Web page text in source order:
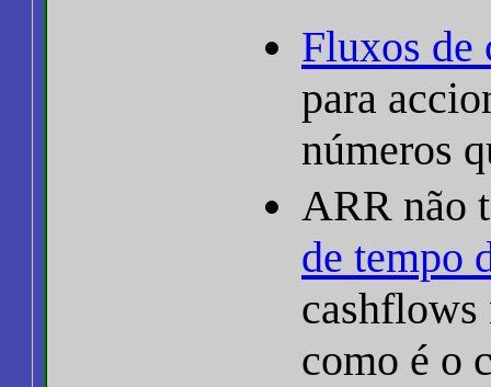
Fluxos de
para
números
ARR não
de tempo
como é o